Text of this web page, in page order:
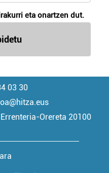
eta onartzen dut.
03 30
Orereta 20100